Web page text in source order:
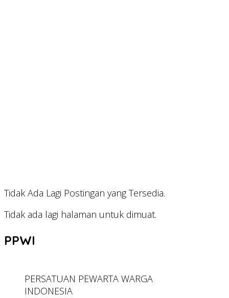
Tidak Ada Lagi Postingan yang Tersedia.
Tidak ada lagi halaman untuk dimuat.
PPWI
PERSATUAN PEWARTA WARGA
INDONESIA